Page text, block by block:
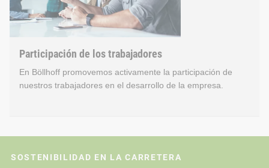
Participación de los trabajadores
En Böllhoff promovemos activamente la participación de
nuestros trabajadores en el desarrollo de la empresa.
Participación de los
SOSTENIBILIDAD EN LA CARRETERA